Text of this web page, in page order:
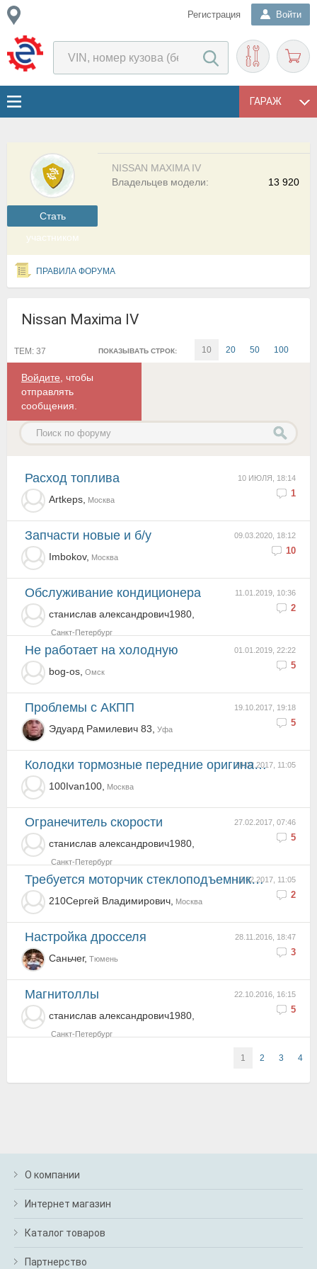
Регистрация Войти
ГАРАЖ
Cтать
участником
NISSAN MAXIMA IV
13 920
Владельцев модели:
ПРАВИЛА ФОРУМА
Nissan Maxima IV
ПОКАЗЫВАТЬ СТРОК: 10 20 50 100
ТЕМ: 37
Войдите , чтобы
отправлять
сообщения.
10 ИЮЛЯ, 18:14
1
Расход топлива
Artkeps, Москва
09.03.2020, 18:12
10
Запчасти новые и б/у
Imbokov, Москва
11.01.2019, 10:36
2
Обслуживание кондиционера
станислав александрович1980,
Санкт-Петербург
01.01.2019, 22:22
5
не работает на холодную
bog-os, Омск
19.10.2017, 19:18
5
проблемы с АКПП
Эдуард Рамилевич 83, Уфа
28.02.2017, 11:05
Колодки тормозные передние оригинал D1060-3Y690
100Ivan100, Москва
27.02.2017, 07:46
5
огранечитель скорости
станислав александрович1980,
Санкт-Петербург
16.02.2017, 11:05
2
Требуется моторчик стеклоподъемника левый передний.
210Сергей Владимирович, Москва
28.11.2016, 18:47
3
Настройка дросселя
Саньчег, Тюмень
22.10.2016, 16:15
5
магнитоллы
станислав александрович1980,
Санкт-Петербург
1 2 3 4
О компании
Интернет магазин
Каталог товаров
Партнерство